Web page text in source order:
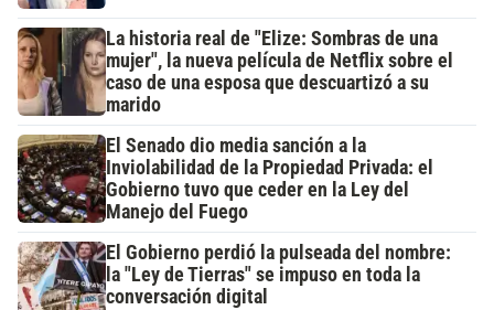
La historia real de "Elize: Sombras de una
mujer", la nueva película de Netflix sobre el
caso de una esposa que descuartizó a su
marido
El Senado dio media sanción a la
Inviolabilidad de la Propiedad Privada: el
Gobierno tuvo que ceder en la Ley del
Manejo del Fuego
El Gobierno perdió la pulseada del nombre:
la "Ley de Tierras" se impuso en toda la
conversación digital